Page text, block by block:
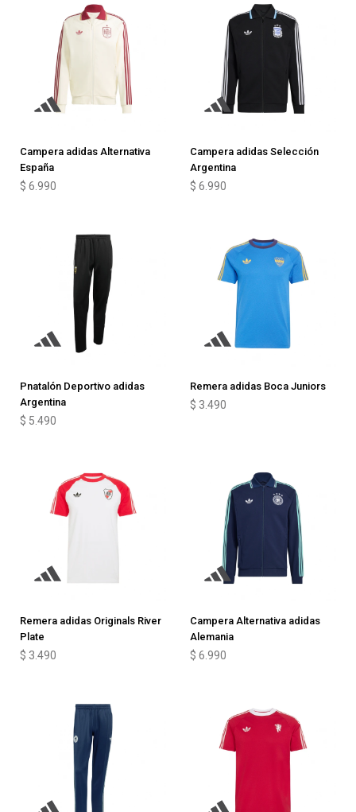
Campera adidas Alternativa
España
$ 6.990
Campera adidas Selección
Argentina
$ 6.990
Pnatalón Deportivo adidas
Argentina
$ 5.490
Remera adidas Boca Juniors
$ 3.490
Remera adidas Originals River
Plate
$ 3.490
Campera Alternativa adidas
Alemania
$ 6.990